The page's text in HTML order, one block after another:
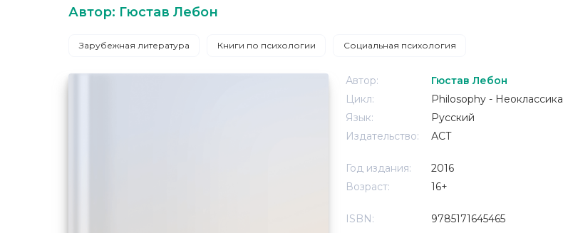
Автор: Гюстав Лебон
Зарубежная литература Книги по психологии Социальная психология
Автор:
Гюстав Лебон
Цикл:
Philosophy - Неоклассика
Язык:
Русский
Издательство:
АСТ
Год издания:
2016
Возраст:
16+
ISBN:
9785171645465